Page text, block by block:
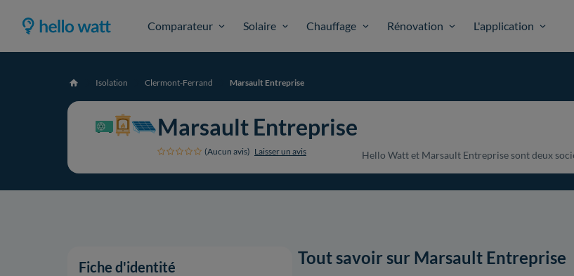
Comparateur Solaire Chauffage Rénovation L'application
Accueil Isolation Clermont-Ferrand Marsault Entreprise
Marsault Entreprise
(Aucun avis) Laisser un avis
Hello Watt et Marsault Entreprise sont deux
Fiche d'identité
Tout savoir sur Marsault Entreprise